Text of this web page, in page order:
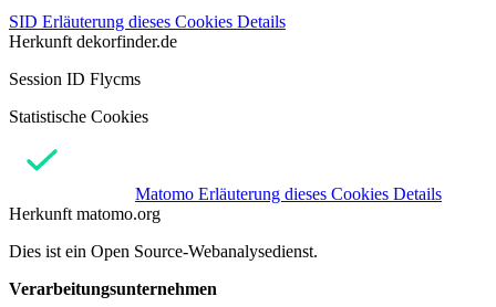
SID Erläuterung dieses Cookies Details
Herkunft dekorfinder.de
Session ID Flycms
Statistische Cookies
Matomo Erläuterung dieses Cookies Details
Herkunft matomo.org
Dies ist ein Open Source-Webanalysedienst.
Verarbeitungsunternehmen